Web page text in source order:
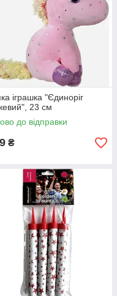
іграшка "Єдиноріг
23 см
до відправки
₴